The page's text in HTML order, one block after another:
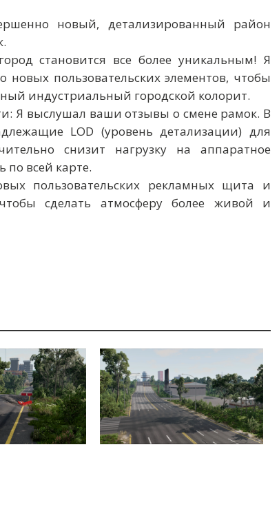
новый, детализированный район
становится все более уникальным! Я
новых пользовательских элементов, чтобы
индустриальный городской колорит.
Я выслушал ваши отзывы о смене рамок. В
LOD (уровень детализации) для
снизит нагрузку на аппаратное
по всей карте.
пользовательских рекламных щита и
сделать атмосферу более живой и